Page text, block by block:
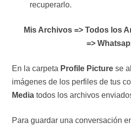
recuperarlo.
Mis Archivos => Todos los
=>
En la carpeta Profile Picture se
imágenes de los perfiles de tus
Media todos los archivos
Para guardar una conversación